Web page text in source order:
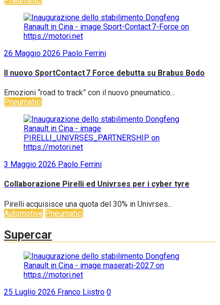
26 Maggio 2026 Paolo Ferrini
Il nuovo SportContact 7 Force debutta su Brabus Bodo
Emozioni “road to track” con il nuovo pneumatico...
Pneumatici
3 Maggio 2026 Paolo Ferrini
Collaborazione Pirelli ed Univrses per i cyber tyre
Pirelli acquisisce una quota del 30% in Univrses...
Automotive Pneumatici
Supercar
25 Luglio 2026 Franco Liistro 0